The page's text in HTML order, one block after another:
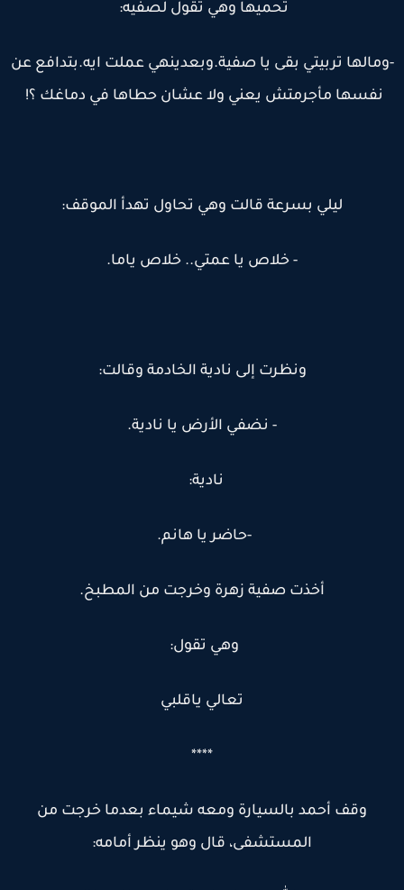
تحميها وهي تقول لصفيه:
تربيتي بقى يا صفية.وبعدينهي عملت ايه.بتدافع عن
نفسها مأجرمتش يعني ولا عشان حطاها في دماغك ؟!
ليلي بسرعة قالت وهي تحاول تهدأ الموقف:
- خلاص يا عمتي.. خلاص ياما.
ونظرت إلى نادية الخادمة وقالت:
- نضفي الأرض يا نادية.
نادية:
-حاضر يا هانم.
أخذت صفية زهرة وخرجت من المطبخ.
وهي تقول:
تعالي ياقلبي
****
وقف أحمد بالسيارة ومعه شيماء بعدما خرجت من
المستشفى، قال وهو ينظر أمامه: